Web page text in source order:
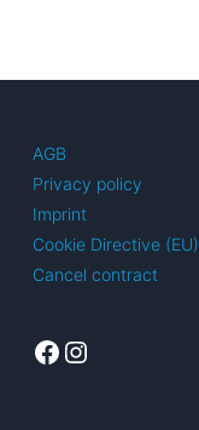
AGB
Privacy policy
Imprint
Cookie Directive (EU)
Cancel contract
Facebook
Instagram